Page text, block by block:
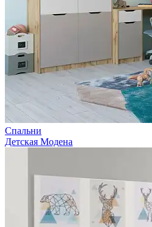
Спальни
Детская Модена